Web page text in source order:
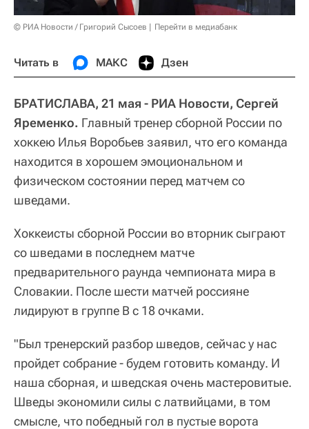
© РИА Новости / Григорий Сысоев Перейти в медиабанк
Читать в МАКС Дзен
БРАТИСЛАВА, 21 мая - РИА Новости, Сергей
Яременко. Главный тренер сборной России по
хоккею Илья Воробьев заявил, что его команда
находится в хорошем эмоциональном и
физическом состоянии перед матчем со
шведами.
Хоккеисты сборной России во вторник сыграют
со шведами в последнем матче
предварительного раунда чемпионата мира в
Словакии. После шести матчей россияне
лидируют в группе B с 18 очками.
"Был тренерский разбор шведов, сейчас у нас
пройдет собрание - будем готовить команду. И
наша сборная, и шведская очень мастеровитые.
Шведы экономили силы с латвийцами, в том
смысле, что победный гол в пустые ворота